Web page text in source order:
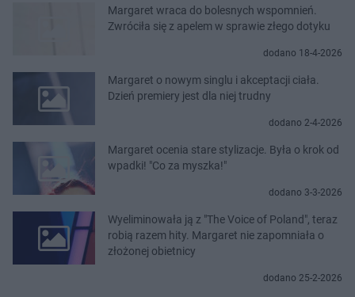
Margaret wraca do bolesnych wspomnień.
Zwróciła się z apelem w sprawie złego dotyku
dodano 18-4-2026
Margaret o nowym singlu i akceptacji ciała.
Dzień premiery jest dla niej trudny
dodano 2-4-2026
Margaret ocenia stare stylizacje. Była o krok od
wpadki! "Co za myszka!"
dodano 3-3-2026
Wyeliminowała ją z "The Voice of Poland", teraz
robią razem hity. Margaret nie zapomniała o
złożonej obietnicy
dodano 25-2-2026